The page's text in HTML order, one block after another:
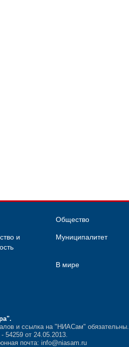
Общество
и
Муниципалитет
В мире
.
и ссылка на "НИАСам" обязательны.
от 24.05.2013.
почта: info@niasam.ru